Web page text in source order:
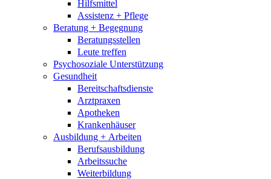
Hilfsmittel
Assistenz + Pflege
Beratung + Begegnung
Beratungsstellen
Leute treffen
Psychosoziale Unterstützung
Gesundheit
Bereitschaftsdienste
Arztpraxen
Apotheken
Krankenhäuser
Ausbildung + Arbeiten
Berufsausbildung
Arbeitssuche
Weiterbildung